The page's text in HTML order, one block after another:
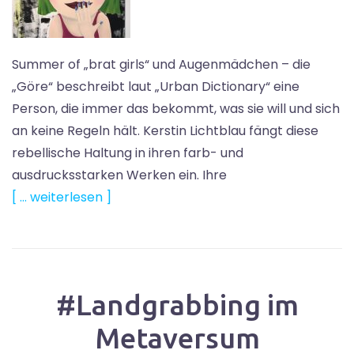
Summer of „brat girls“ und Augenmädchen – die
„Göre“ beschreibt laut „Urban Dictionary“ eine
Person, die immer das bekommt, was sie will und sich
an keine Regeln hält. Kerstin Lichtblau fängt diese
rebellische Haltung in ihren farb- und
ausdrucksstarken Werken ein. Ihre
[ … weiterlesen ]
#Landgrabbing im
Metaversum